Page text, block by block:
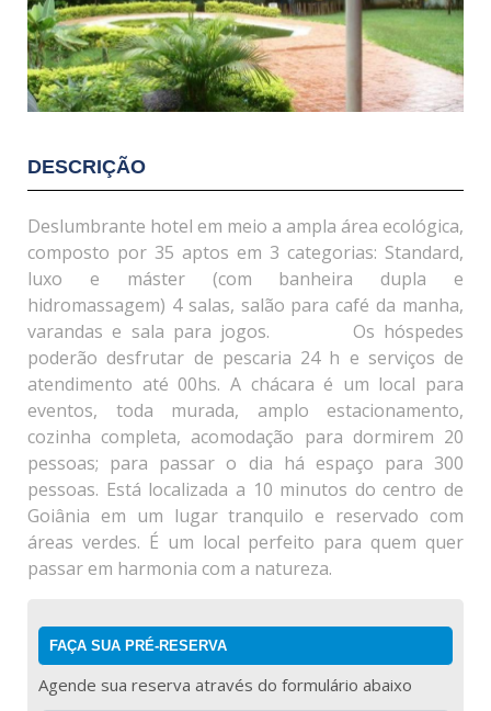
DESCRIÇÃO
Deslumbrante hotel em meio a ampla área ecológica,
composto por 35 aptos em 3 categorias: Standard,
luxo e máster (com banheira dupla e
hidromassagem) 4 salas, salão para café da manha,
varandas e sala para jogos. Os hóspedes
poderão desfrutar de pescaria 24 h e serviços de
atendimento até 00hs. A chácara é um local para
eventos, toda murada, amplo estacionamento,
cozinha completa, acomodação para dormirem 20
pessoas; para passar o dia há espaço para 300
pessoas. Está localizada a 10 minutos do centro de
Goiânia em um lugar tranquilo e reservado com
áreas verdes. É um local perfeito para quem quer
passar em harmonia com a natureza.
FAÇA SUA PRÉ-RESERVA
Agende sua reserva através do formulário abaixo